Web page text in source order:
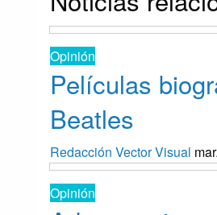
entradas
Opinión
Películas
Beatles
Redacción Vector Visual
Opinión